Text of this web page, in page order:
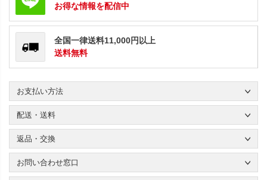
お得な情報を配信中
全国一律送料11,000円以上
送料無料
お支払い方法
配送・送料
返品・交換
お問い合わせ窓口